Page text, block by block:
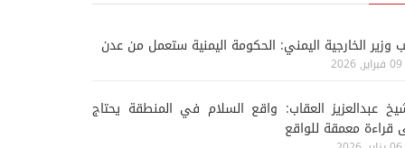
وزير الخارجية اليمني: الحكومة اليمنية ستعمل من عدن
09 فبراير, 2026
عبدالعزيز العقاب: واقع السلام في المنطقة يحتاج
قراءة معمقة للواقع